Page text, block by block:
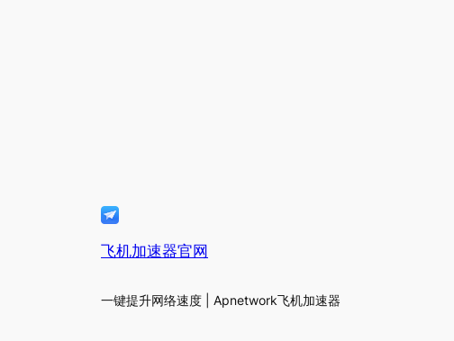
飞机加速器官网
一键提升网络速度 | Apnetwork飞机加速器